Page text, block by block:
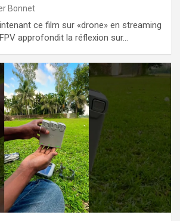
Bonnet
ce film sur «drone» en streaming
approfondit la réflexion sur…